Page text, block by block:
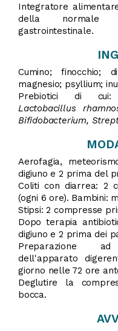
Integratore
della normale
gastrointestinale.
Cumino; finocchio;
magnesio; psyllium;
Prebiotici di
Lactobacillus
Bifidobacterium,
Aerofagia,
digiuno e 2 prima del
Coliti con diarrea: 2
(ogni 6 ore). Bambini:
Stipsi: 2 compresse
Dopo terapia
digiuno e 2 prima dei
Preparazione
dell'apparato
giorno nelle 72 ore
Deglutire la
bocca.